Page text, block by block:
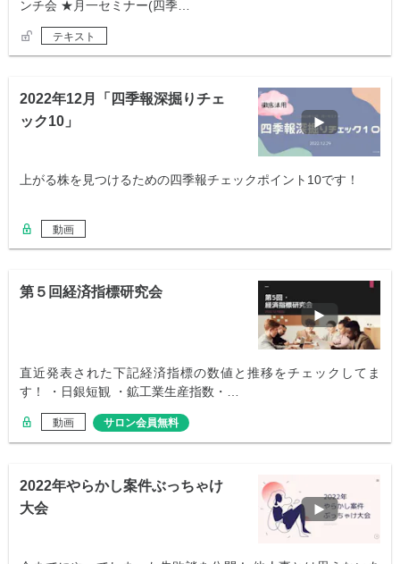
ンチ会 ★月一セミナー(四季…
テキスト
2022年12月「四季報深掘りチェ
ック10」
上がる株を見つけるための四季報チェックポイント10です！
動画
第５回経済指標研究会
直近発表された下記経済指標の数値と推移をチェックしてま
す！ ・日銀短観 ・鉱工業生産指数・…
動画 サロン会員無料
2022年やらかし案件ぶっちゃけ
大会